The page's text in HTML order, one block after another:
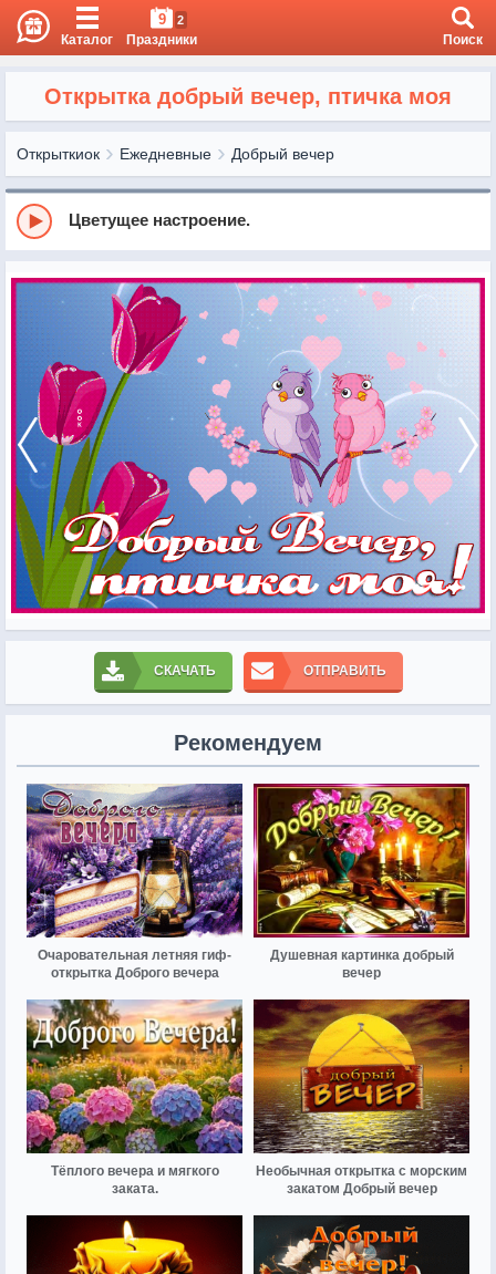
Каталог
9 2
Праздники Поиск
Открытка добрый вечер, птичка моя
Открыткиок Ежедневные Добрый вечер
Цветущее настроение.
СКАЧАТЬ ОТПРАВИТЬ
Рекомендуем
Очаровательная летняя гиф-
открытка Доброго вечера
Душевная картинка добрый
вечер
Тёплого вечера и мягкого
заката.
Необычная открытка с морским
закатом Добрый вечер